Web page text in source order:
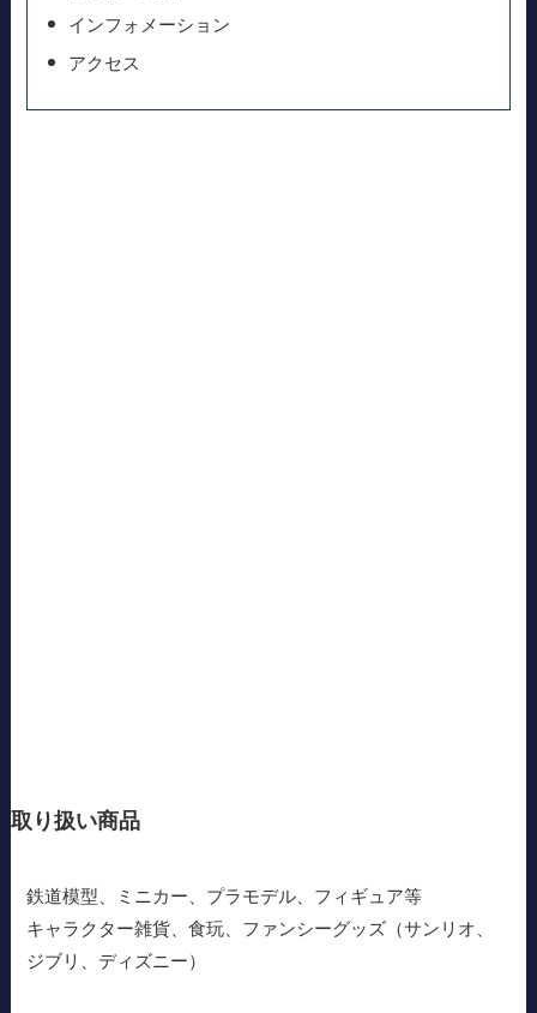
インフォメーション
アクセス
取り扱い商品
鉄道模型、ミニカー、プラモデル、フィギュア等
キャラクター雑貨、食玩、ファンシーグッズ（サンリオ、
ジブリ、ディズニー）